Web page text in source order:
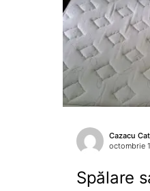
Cazacu
octombrie
Spălare